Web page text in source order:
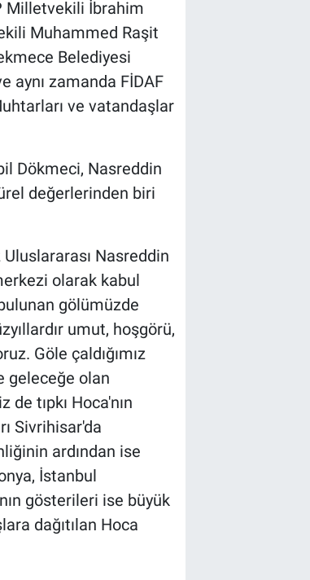
Milletvekili İbrahim
Muhammed Raşit
Belediyesi
aynı zamanda FİDAF
ve vatandaşlar
Dökmeci, Nasreddin
değerlerinden biri
Nasreddin
olarak kabul
gölümüzde
umut, hoşgörü,
Göle çaldığımız
geleceğe olan
tıpkı Hoca'nın
Sivrihisar'da
ardından ise
İstanbul
gösterileri ise büyük
dağıtılan Hoca